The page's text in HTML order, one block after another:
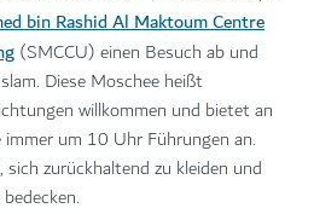
bin Rashid Al Maktoum Centre
(SMCCU) einen Besuch ab und
Diese Moschee heißt
willkommen und bietet an
um 10 Uhr Führungen an.
zurückhaltend zu kleiden und